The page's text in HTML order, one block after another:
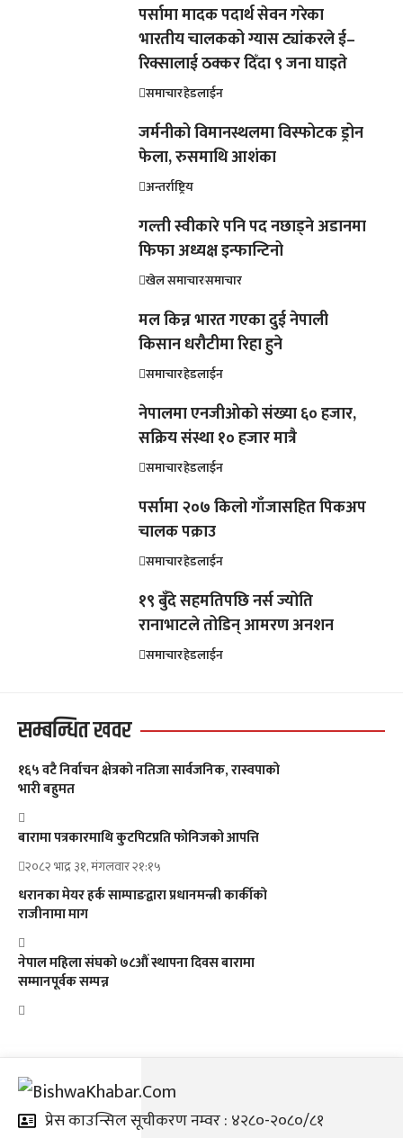
पर्सामा मादक पदार्थ सेवन गरेका
भारतीय चालकको ग्यास ट्यांकरले ई–
रिक्सालाई ठक्कर दिँदा ९ जना घाइते
समाचारहेडलाईन
जर्मनीको विमानस्थलमा विस्फोटक ड्रोन
फेला, रुसमाथि आशंका
अन्तर्राष्ट्रिय
गल्ती स्वीकारे पनि पद नछाड्ने अडानमा
फिफा अध्यक्ष इन्फान्टिनो
खेल समाचारसमाचार
मल किन्न भारत गएका दुई नेपाली
किसान धरौटीमा रिहा हुने
समाचारहेडलाईन
नेपालमा एनजीओको संख्या ६० हजार,
सक्रिय संस्था १० हजार मात्रै
समाचारहेडलाईन
पर्सामा २०७ किलो गाँजासहित पिकअप
चालक पक्राउ
समाचारहेडलाईन
१९ बुँदे सहमतिपछि नर्स ज्योति
रानाभाटले तोडिन् आमरण अनशन
समाचारहेडलाईन
सम्बन्धित खवर
१६५ वटै निर्वाचन क्षेत्रको नतिजा सार्वजनिक, रास्वपाको
भारी बहुमत
बारामा पत्रकारमाथि कुटपिटप्रति फोनिजको आपत्ति
२०८२ भाद्र ३१, मंगलवार २१:१५
धरानका मेयर हर्क साम्पाङद्वारा प्रधानमन्त्री कार्कीको
राजीनामा माग
नेपाल महिला संघको ७८औं स्थापना दिवस बारामा
सम्मानपूर्वक सम्पन्न
प्रेस काउन्सिल सूचीकरण नम्वर : ४२८०-२०८०/८१